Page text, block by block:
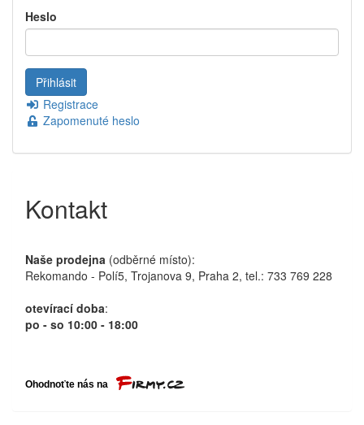
Heslo
Registrace
Zapomenuté heslo
Kontakt
Naše prodejna (odběrné místo):
Rekomando - Polí5, Trojanova 9, Praha 2, tel.: 733 769 228
otevírací doba:
po - so 10:00 - 18:00